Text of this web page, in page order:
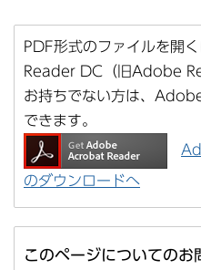
PDF形式のファイルを開
Reader DC（旧Adobe
お持ちでない方は、
できます。
のダウンロードへ
このページについてのお